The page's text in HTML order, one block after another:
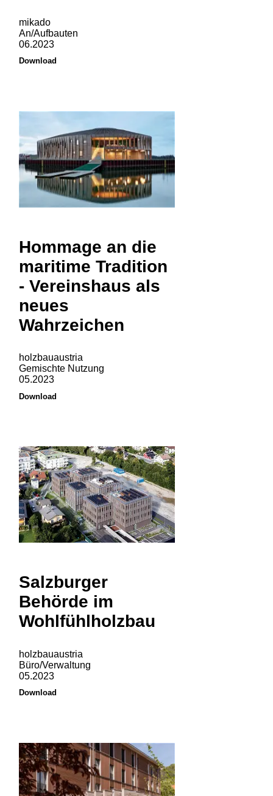
mikado
An/Aufbauten
06.2023
Download
Hommage an die
maritime Tradition
- Vereinshaus als
neues
Wahrzeichen
holzbauaustria
Gemischte Nutzung
05.2023
Download
Salzburger
Behörde im
Wohlfühlholzbau
holzbauaustria
Büro/Verwaltung
05.2023
Download